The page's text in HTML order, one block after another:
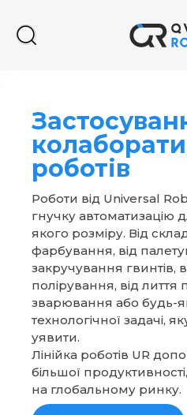
Введіть пошукові слова
роботів
Роботи від Universal
гнучку автоматизацію
якого розміру. Від
фарбування, від
закручування гвинтів,
полірування, від лиття
зварювання або будь-
технологічної задачі,
уявити.
Лінійка роботів UR
більшої
на глобальному ринку.